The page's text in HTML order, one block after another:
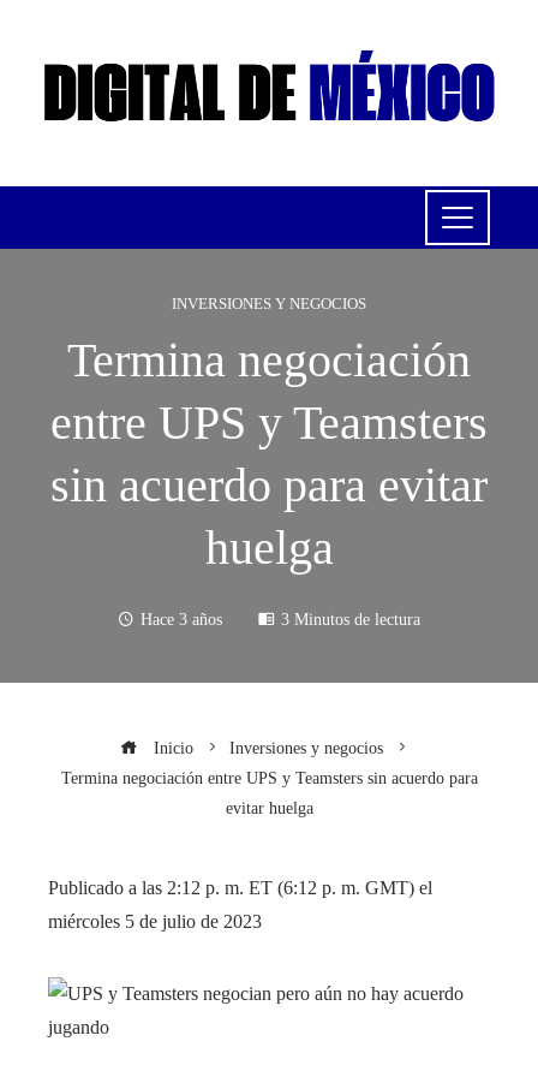
INVERSIONES Y NEGOCIOS
Termina negociación
entre UPS y Teamsters
sin acuerdo para evitar
huelga
Hace 3 años 3 Minutos de lectura
Inicio
Inversiones y negocios
Termina negociación entre UPS y Teamsters sin acuerdo para
evitar huelga
Publicado a las 2:12 p. m. ET (6:12 p. m. GMT) el
miércoles 5 de julio de 2023
jugando